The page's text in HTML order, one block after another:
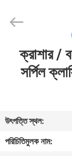
বাড়ি
আমাদের
সম্পর্কে
Industrial
Reserved.ক্রাশার /
সর্পিল
উৎপত্তি স্থল:
পরিচিতিমুলক নাম: